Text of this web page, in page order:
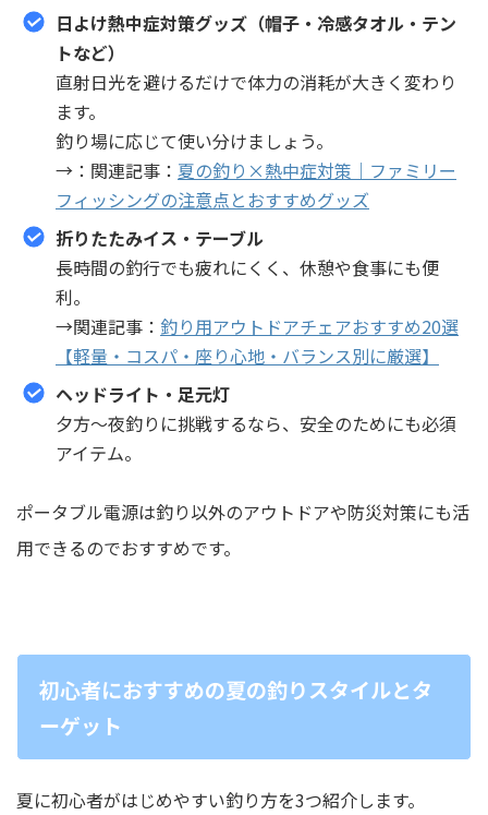
日よけ熱中症対策グッズ（帽子・ 冷感タオル ・テン
トなど）
直射日光を避けるだけで体力の消耗が大きく変わり
ます。
釣り場に応じて使い分けましょう。
→：関連記事： 夏の釣り×熱中症対策｜ファミリー
フィッシングの注意点とおすすめグッズ
折りたたみイス・テーブル
長時間の釣行でも疲れにくく、休憩や食事にも便
利。
→関連記事： 釣り用アウトドアチェアおすすめ20選
【軽量・コスパ・座り心地・バランス別に厳選】
ヘッドライト・足元灯
夕方〜夜釣りに挑戦するなら、安全のためにも必須
アイテム。
ポータブル電源は釣り以外のアウトドアや防災対策にも活
用できるのでおすすめです。
初心者におすすめの夏の釣りスタイルとタ
ーゲット
夏に初心者がはじめやすい釣り方を3つ紹介します。